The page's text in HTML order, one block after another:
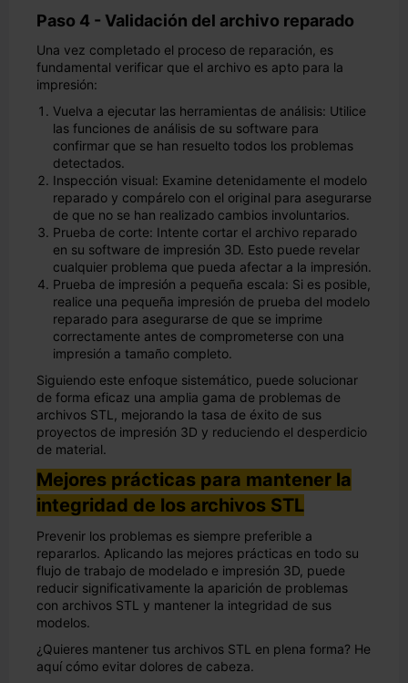
Paso 4 - Validación del archivo reparado
Una vez completado el proceso de reparación, es
fundamental verificar que el archivo es apto para la
impresión:
Vuelva a ejecutar las herramientas de análisis: Utilice
las funciones de análisis de su software para
confirmar que se han resuelto todos los problemas
detectados.
Inspección visual: Examine detenidamente el modelo
reparado y compárelo con el original para asegurarse
de que no se han realizado cambios involuntarios.
Prueba de corte: Intente cortar el archivo reparado
en su software de impresión 3D. Esto puede revelar
cualquier problema que pueda afectar a la impresión.
Prueba de impresión a pequeña escala: Si es posible,
realice una pequeña impresión de prueba del modelo
reparado para asegurarse de que se imprime
correctamente antes de comprometerse con una
impresión a tamaño completo.
Siguiendo este enfoque sistemático, puede solucionar
de forma eficaz una amplia gama de problemas de
archivos STL, mejorando la tasa de éxito de sus
proyectos de impresión 3D y reduciendo el desperdicio
de material.
Mejores prácticas para mantener la
integridad de los archivos STL
Prevenir los problemas es siempre preferible a
repararlos. Aplicando las mejores prácticas en todo su
flujo de trabajo de modelado e impresión 3D, puede
reducir significativamente la aparición de problemas
con archivos STL y mantener la integridad de sus
modelos.
¿Quieres mantener tus archivos STL en plena forma? He
aquí cómo evitar dolores de cabeza.